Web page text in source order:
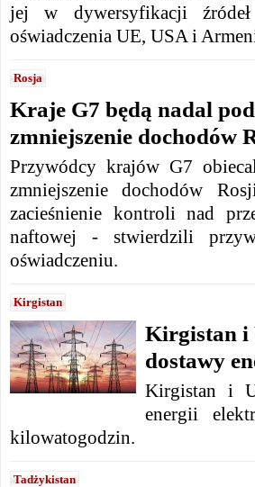
jej w dywersyfikacji
oświadczenia UE, USA i
Rosja
Kraje G7 będą nadal
zmniejszenie dochodów
Przywódcy krajów G7
zmniejszenie dochodów
zacieśnienie kontroli nad
naftowej - stwierdzili
oświadczeniu.
Kirgistan
Kirgistan i
dostawy
Kirgistan i
energii
kilowatogodzin.
Tadżykistan